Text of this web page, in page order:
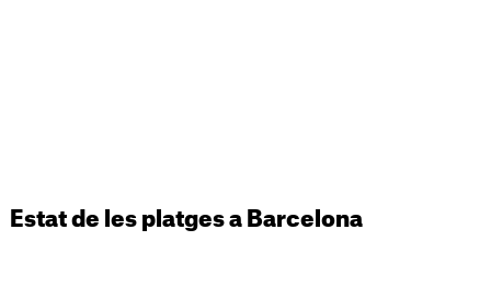
Estat de les platges a Barcelona